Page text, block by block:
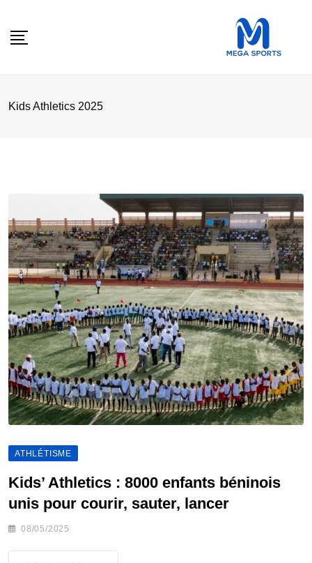
Kids Athletics 2025
ATHLÉTISME
Kids’ Athletics : 8000 enfants béninois
unis pour courir, sauter, lancer
08/05/2025